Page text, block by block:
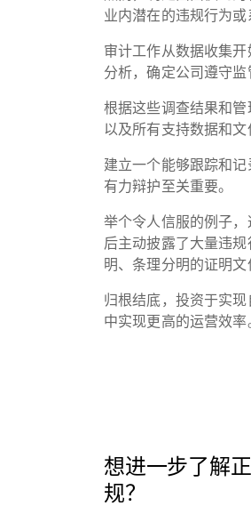
业内潜在的违规行为
审计工作从数据收集
分析，确定公司遵守监
根据这些调查结果和
以及所有支持数据和文
建立一个能够跟踪和
有力辩护至关重要。
举个令人信服的例子，
后主动披露了大量违
明、条理分明的证明
归根结底，投资于实
中实现更高的运营效率
想进一步了解
规？